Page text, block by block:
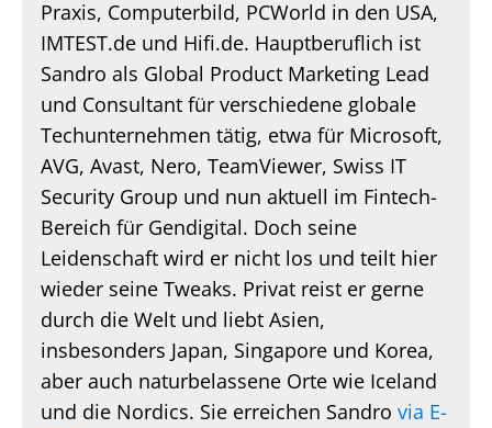
Praxis, Computerbild, PCWorld in den USA,
IMTEST.de und Hifi.de. Hauptberuflich ist
Sandro als Global Product Marketing Lead
und Consultant für verschiedene globale
Techunternehmen tätig, etwa für Microsoft,
AVG, Avast, Nero, TeamViewer, Swiss IT
Security Group und nun aktuell im Fintech-
Bereich für Gendigital. Doch seine
Leidenschaft wird er nicht los und teilt hier
wieder seine Tweaks. Privat reist er gerne
durch die Welt und liebt Asien,
insbesonders Japan, Singapore und Korea,
aber auch naturbelassene Orte wie Iceland
und die Nordics. Sie erreichen Sandro via E-